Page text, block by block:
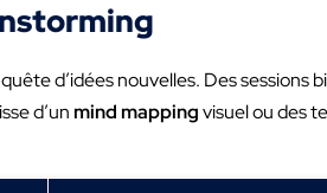
d’idées nouvelles. Des sessions
d’unmind mappingvisuel ou des